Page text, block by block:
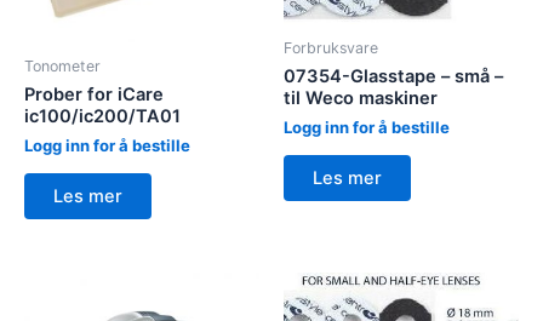
Tonometer
Prober for iCare
ic100/ic200/TA01
Logg inn for å bestille
Les mer
Forbruksvare
07354-Glasstape – små –
til Weco maskiner
Logg inn for å bestille
Les mer